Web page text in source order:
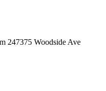
247375 Woodside Ave